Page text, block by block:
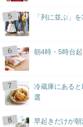
「列に並ぶ」
朝4時・5時台
冷蔵庫にある
選
早起きだけが